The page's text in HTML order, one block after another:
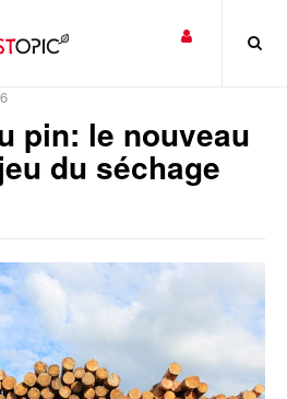
pin: le nouveau
du séchage